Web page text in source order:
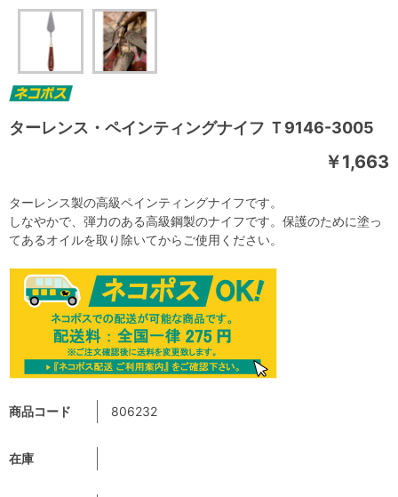
ターレンス・ペインティングナイフ Ｔ9146-3005
￥1,663
商品コード 806232
在庫
ターレンス製の高級ペインティングナイフです。
しなやかで、弾力のある高級鋼製のナイフです。保護のために塗っ
てあるオイルを取り除いてからご使用ください。